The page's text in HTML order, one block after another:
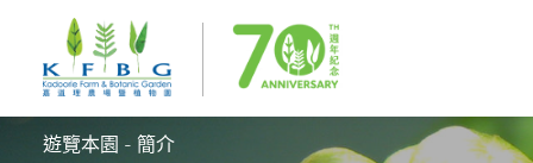
遊覽本園 - 簡介